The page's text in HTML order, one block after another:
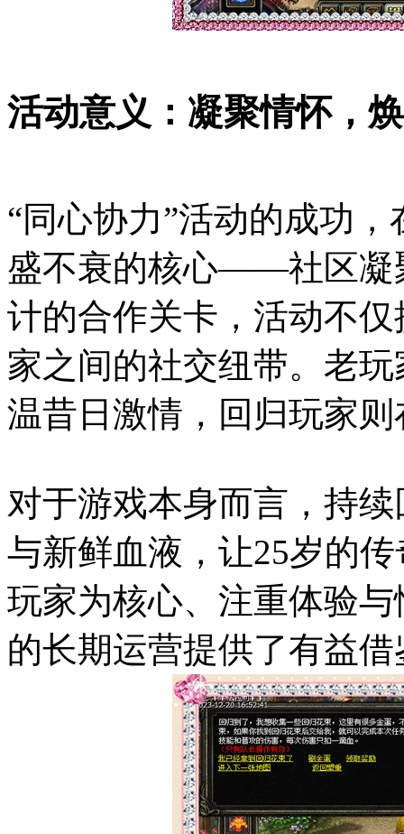
活动意义：凝聚情怀，
“同心协力”活动的成功
盛不衰的核心——社区凝
计的合作关卡，活动不
家之间的社交纽带。老
温昔日激情，回归玩家
对于游戏本身而言，持
与新鲜血液，让25岁的
玩家为核心、注重体验
的长期运营提供了有益借